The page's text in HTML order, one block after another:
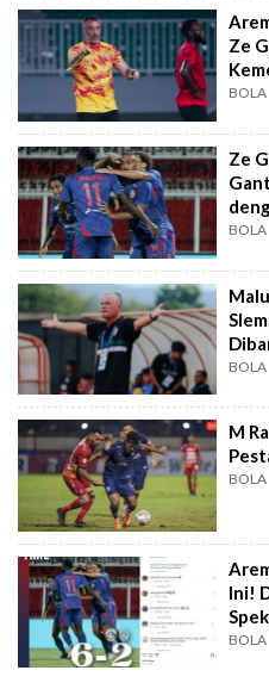
Ze
BOLA
Ze
BOLA
BOLA
M
BOLA
Ini!
BOLA